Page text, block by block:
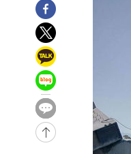
2시간 전 >
3시간 전 >
날씨]
4시간 전 >
5시간 전 >
[속보]'압수수
8시간 전 >
10시간 전 >
[속보]뉴욕증
-23970초 전 >
이란 "호
-15017초 전 >
[속보]與